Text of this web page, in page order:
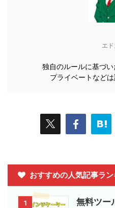
エ
独自のルールに基づい
プライベートなどは
おすすめの人気記事ラ
1
無料ツー